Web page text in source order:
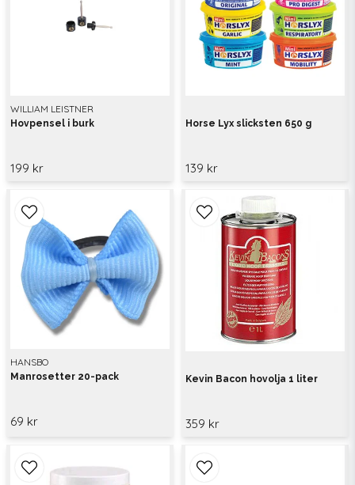
WILLIAM LEISTNER
Hovpensel i burk
199 kr
Horse Lyx slicksten 650 g
139 kr
HANSBO
Manrosetter 20-pack
69 kr
Kevin Bacon hovolja 1 liter
359 kr